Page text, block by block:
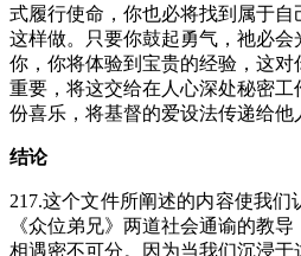
式履行使命，你也必将找到属于
这样做。只要你鼓起勇气，祂必
你，你将体验到宝贵的经验，这
重要，将这交给在人心深处秘密
份喜乐，将基督的爱设法传递给他
结论
217.这个文件所阐述的内容使我
《众位弟兄》两道社会通谕的教
相遇密不可分。因为当我们沉浸